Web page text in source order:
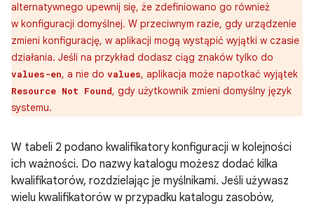
alternatywnego upewnij się, że zdefiniowano go również
w konfiguracji domyślnej. W przeciwnym razie, gdy urządzenie
zmieni konfigurację, w aplikacji mogą wystąpić wyjątki w czasie
działania. Jeśli na przykład dodasz ciąg znaków tylko do
values-en, a nie do values, aplikacja może napotkać wyjątek
Resource Not Found, gdy użytkownik zmieni domyślny język
systemu.
W tabeli 2 podano kwalifikatory konfiguracji w kolejności
ich ważności. Do nazwy katalogu możesz dodać kilka
kwalifikatorów, rozdzielając je myślnikami. Jeśli używasz
wielu kwalifikatorów w przypadku katalogu zasobów,